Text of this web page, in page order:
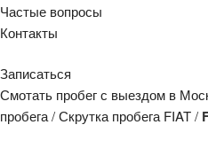
Частые вопросы
Контакты
Записаться
Смотать пробег с выездом в
пробега/Скрутка пробега FIAT/